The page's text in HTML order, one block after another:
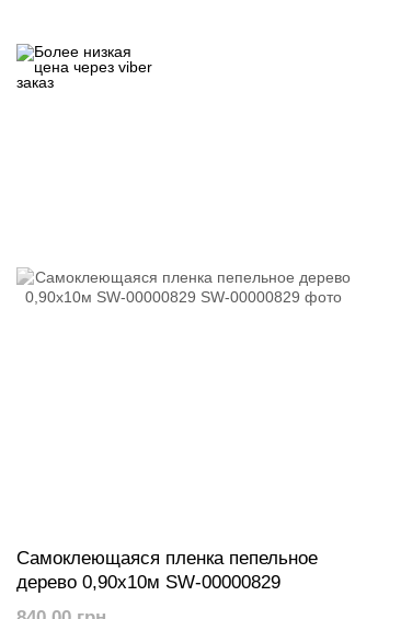
Самоклеющаяся пленка пепельное
дерево 0,90х10м SW-00000829